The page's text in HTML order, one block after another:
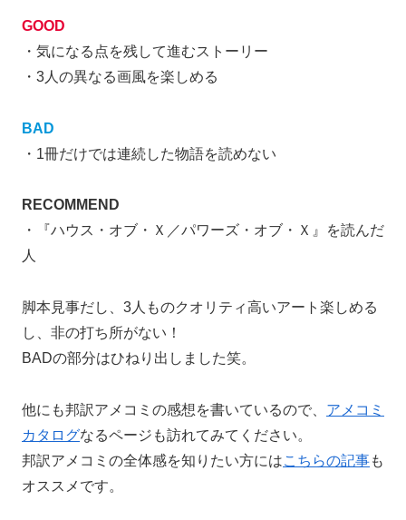
GOOD
・気になる点を残して進むストーリー
・3人の異なる画風を楽しめる
BAD
・1冊だけでは連続した物語を読めない
RECOMMEND
・『ハウス・オブ・Ｘ／パワーズ・オブ・Ｘ』を読んだ
人
脚本見事だし、3人ものクオリティ高いアート楽しめる
し、非の打ち所がない！
BADの部分はひねり出しました笑。
他にも邦訳アメコミの感想を書いているので、 アメコミ
カタログなるページも訪れてみてください。
邦訳アメコミの全体感を知りたい方にはこちらの記事も
オススメです。